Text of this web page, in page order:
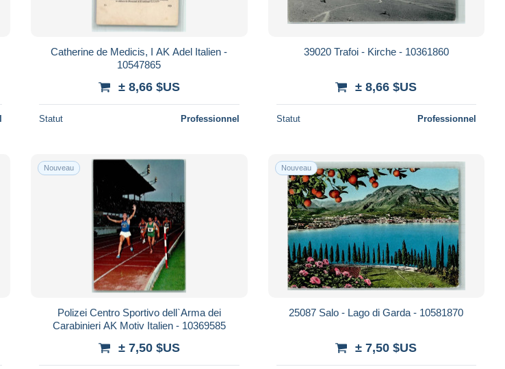
Catherine de Medicis, I AK Adel Italien -
10547865
± 8,66 $US
Statut Professionnel
39020 Trafoi - Kirche - 10361860
± 8,66 $US
Statut Professionnel
Nouveau
Polizei Centro Sportivo dell`Arma dei
Carabinieri AK Motiv Italien - 10369585
± 7,50 $US
Nouveau
25087 Salo - Lago di Garda - 10581870
± 7,50 $US